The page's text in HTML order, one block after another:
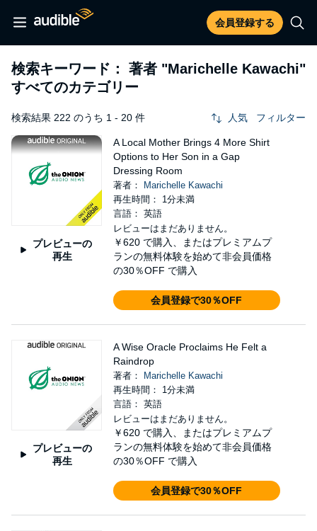
会員登録する
検索キーワード： 著者 "Marichelle Kawachi"
すべてのカテゴリー
検索結果 222 のうち 1 - 20 件 人気 フィルター
プレビューの
再生
A Local Mother Brings 4 More Shirt
Options to Her Son in a Gap
Dressing Room
著者：
Marichelle Kawachi
再生時間： 1分未満
言語： 英語
レビューはまだありません。
￥620 で購入、またはプレミアムプ
ランの無料体験を始めて非会員価格
の30％OFF で購入
会員登録で30％OFF
プレビューの
再生
A Wise Oracle Proclaims He Felt a
Raindrop
著者：
Marichelle Kawachi
再生時間： 1分未満
言語： 英語
レビューはまだありません。
￥620 で購入、またはプレミアムプ
ランの無料体験を始めて非会員価格
の30％OFF で購入
会員登録で30％OFF